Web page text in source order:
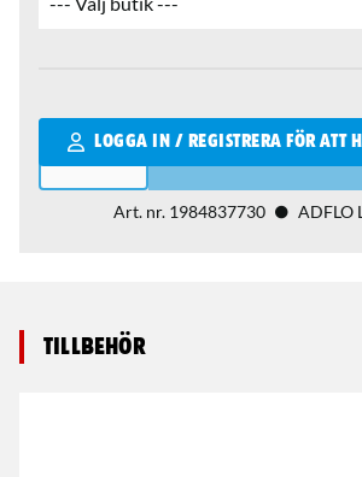
LOGGA IN / REGISTRERA FÖR ATT
Qantity
Art. nr. 1984837730 ADFLO
Tillbehör